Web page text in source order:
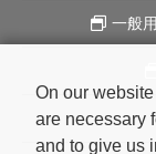
一般
On our
are necessary
and to give us